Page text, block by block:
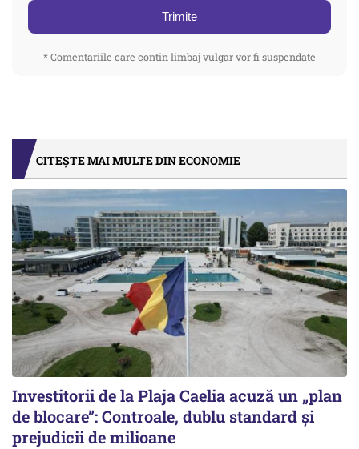
Trimite
* Comentariile care contin limbaj vulgar vor fi suspendate
CITEȘTE MAI MULTE DIN ECONOMIE
Investitorii de la Plaja Caelia acuză un „plan
de blocare”: Controale, dublu standard și
prejudicii de milioane